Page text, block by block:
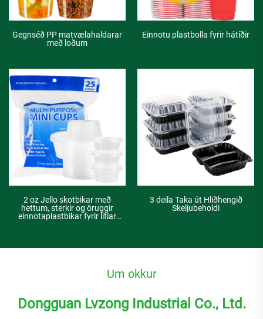
Gegnséð PP matvælahaldarar
með loðum
Einnotu plastbolla fyrir hátíðir
2 oz Jello skotbikar með
hettum, sterkir og öruggir
einnotaplastbikar fyrir litlar
3 deila Taka út Hliðhengið
Skeljubeholdi
Um okkur
Dongguan Lvzong Industrial Co., Ltd.